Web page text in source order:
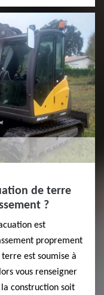
de terre
?
est
proprement
est soumise à
vous renseigner
construction soit